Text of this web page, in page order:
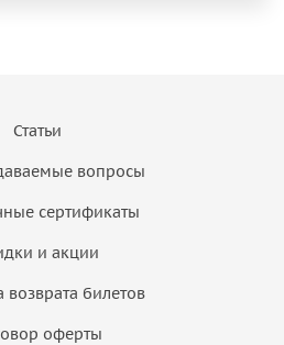
Статьи
вопросы
сертификаты
и акции
возврата билетов
оферты